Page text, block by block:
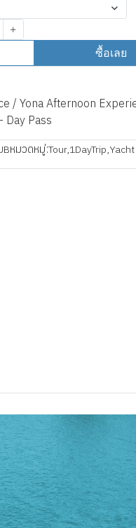
ซื้อเลย
/ Yona Afternoon
Day Pass
หมวดหมู่:Tour,1DayTrip,